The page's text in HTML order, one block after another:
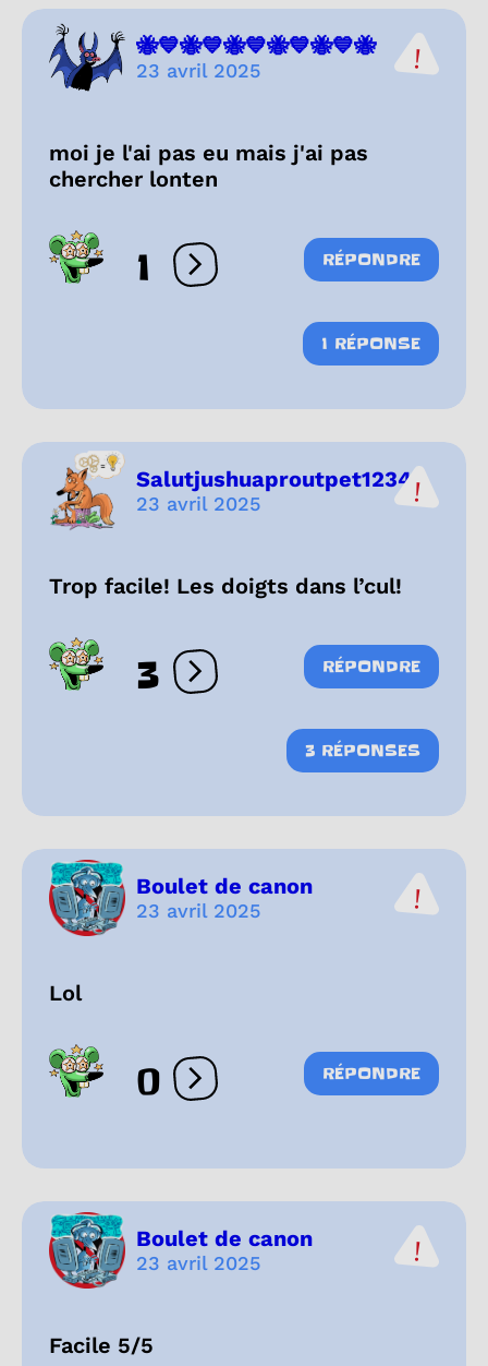
🐝💙🐝💙🐝💙🐝💙🐝💙🐝
23 avril 2025
moi je l'ai pas eu mais j'ai pas
chercher lonten
1 Ouvrir les réactions
RÉPONDRE
1 RÉPONSE
Salutjushuaproutpet1234
23 avril 2025
Trop facile! Les doigts dans l’cul!
3 Ouvrir les réactions
RÉPONDRE
3 RÉPONSES
Boulet de canon
23 avril 2025
Lol
0 Ouvrir les réactions
RÉPONDRE
Boulet de canon
23 avril 2025
Facile 5/5